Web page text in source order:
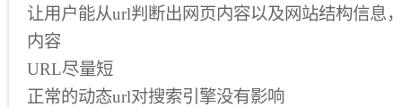
让用户能从url判断出网页内容以及网站结构信息
内容
URL尽量短
正常的动态url对搜索引擎没有影响